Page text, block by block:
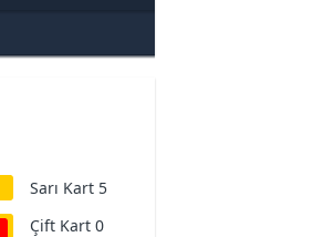
Sarı Kart 5
Çift Kart 0